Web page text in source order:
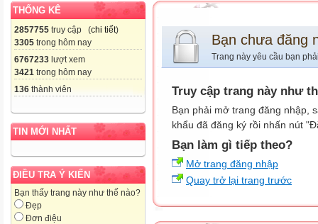
THỐNG KÊ
2857755 truy cập (chi tiết)
3305 trong hôm nay
6767233 lượt xem
3421 trong hôm nay
136 thành viên
TIN MỚI NHẤT
ĐIỀU TRA Ý KIẾN
Bạn thấy trang này như thế nào?
Đẹp
Đơn điệu
Bạn chưa đăng
Trang này yêu cầu bạn
Truy cập trang này như
Bạn phải mở trang đăng nhập,
khẩu đã đăng ký rồi nhấn nút
Bạn làm gì tiếp theo?
Mở trang đăng nhập
Quay trở lại trang trước